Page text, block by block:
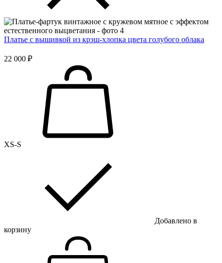
Платье с вышивкой из крэш-хлопка цвета голубого облака
22 000 ₽
XS-S
Добавлено в
корзину